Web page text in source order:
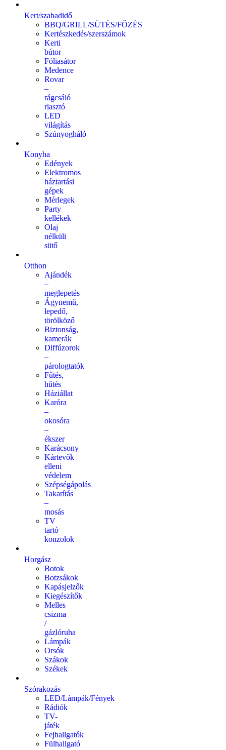
Kert/szabadidő
BBQ/GRILL/SÜTÉS/FŐZÉS
Kertészkedés/szerszámok
Kerti
bútor
Fóliasátor
Medence
Rovar
–
rágcsáló
riasztó
LED
világítás
Szúnyogháló
Konyha
Edények
Elektromos
háztartási
gépek
Mérlegek
Party
kellékek
Olaj
nélküli
sütő
Otthon
Ajándék
–
meglepetés
Ágynemű,
lepedő,
törölköző
Biztonság,
kamerák
Diffúzorok
–
párologtatók
Fűtés,
hűtés
Háziállat
Karóra
–
okosóra
–
ékszer
Karácsony
Kártevők
elleni
védelem
Szépségápolás
Takarítás
–
mosás
TV
tartó
konzolok
Horgász
Botok
Botzsákok
Kapásjelzők
Kiegészítők
Melles
csizma
/
gázlóruha
Lámpák
Orsók
Szákok
Székek
Szórakozás
LED/Lámpák/Fények
Rádiók
TV-
játék
Fejhallgatók
Fülhallgató